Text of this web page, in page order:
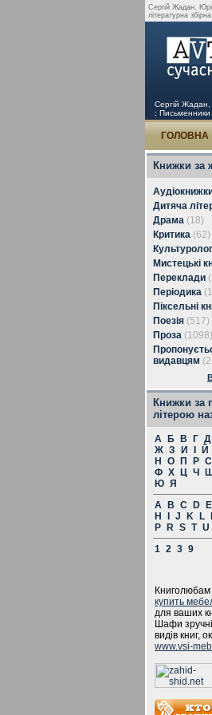
Сергій Жадан,
літературна
Сергій
: Письменники
ГОЛОВНА
Книжки за
Дитяча
Драма (18)
Критика (62)
Мистецькі
Переклади
Періодика
Піксельні
Поезія (517)
Проза (1098)
видавцям
Книжки за
літерою
А Б В Г Д
Ж З И Й
Н
О П Р С
Ф Х Ц Ч Ш
Ю Я
A
B C D E
H
J K L
P
R S T U
1 2 3 9
купить
для ваших
Шафи
видів книг,
www.vsi-